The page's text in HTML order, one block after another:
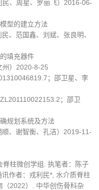
民、周星、罗丽飞）2016-06-
型的建立方法
、范国鑫、刘斌、张良明、
填充器件
州）2020-8-25
；邵卫星、李
；邵卫
规划系统及方法
顺、谢智衡、孔洁）2019-11-
脊柱微创学组. 执笔者：陈子
作者：戎利民*, 水介质脊柱
（2022）. 中华创伤骨科杂